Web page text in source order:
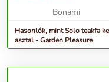
Bonami
Hasonlók, mint Solo teakfa
asztal - Garden Pleasure